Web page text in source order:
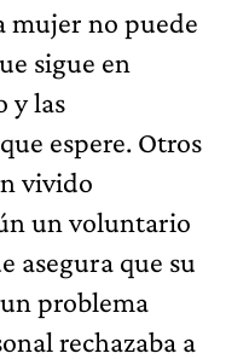
mujer no puede
sigue en
y las
espere. Otros
vivido
un voluntario
asegura que su
problema
rechazaba a